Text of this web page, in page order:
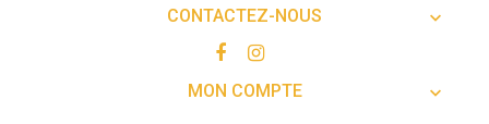
CONTACTEZ-NOUS 
MON COMPTE 